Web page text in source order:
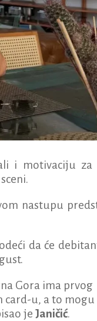
i motivaciju za
nastupu
da će
Gora ima prvog
card-u, a to mogu
je Janičić.